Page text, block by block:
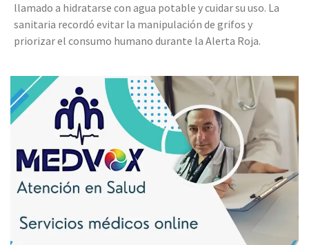
llamado a hidratarse con agua potable y cuidar su uso. La
sanitaria recordó evitar la manipulación de grifos y
priorizar el consumo humano durante la Alerta Roja.